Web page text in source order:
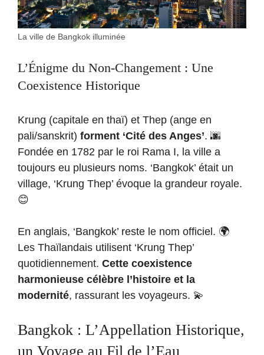
La ville de Bangkok illuminée
L’Énigme du Non-Changement : Une
Coexistence Historique
Krung (capitale en thaï) et Thep (ange en
pali/sanskrit) forment ‘Cité des Anges’. 🌆
Fondée en 1782 par le roi Rama I, la ville a
toujours eu plusieurs noms. ‘Bangkok’ était un
village, ‘Krung Thep’ évoque la grandeur royale.
😊
En anglais, ‘Bangkok’ reste le nom officiel. 🌍
Les Thaïlandais utilisent ‘Krung Thep’
quotidiennement. Cette coexistence
harmonieuse célèbre l’histoire et la
modernité, rassurant les voyageurs. 💫
Bangkok : L’Appellation Historique,
un Voyage au Fil de l’Eau